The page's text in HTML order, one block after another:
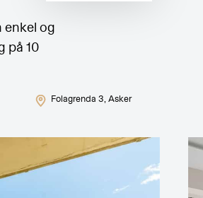
enkel og
på 10
Folagrenda 3, Asker